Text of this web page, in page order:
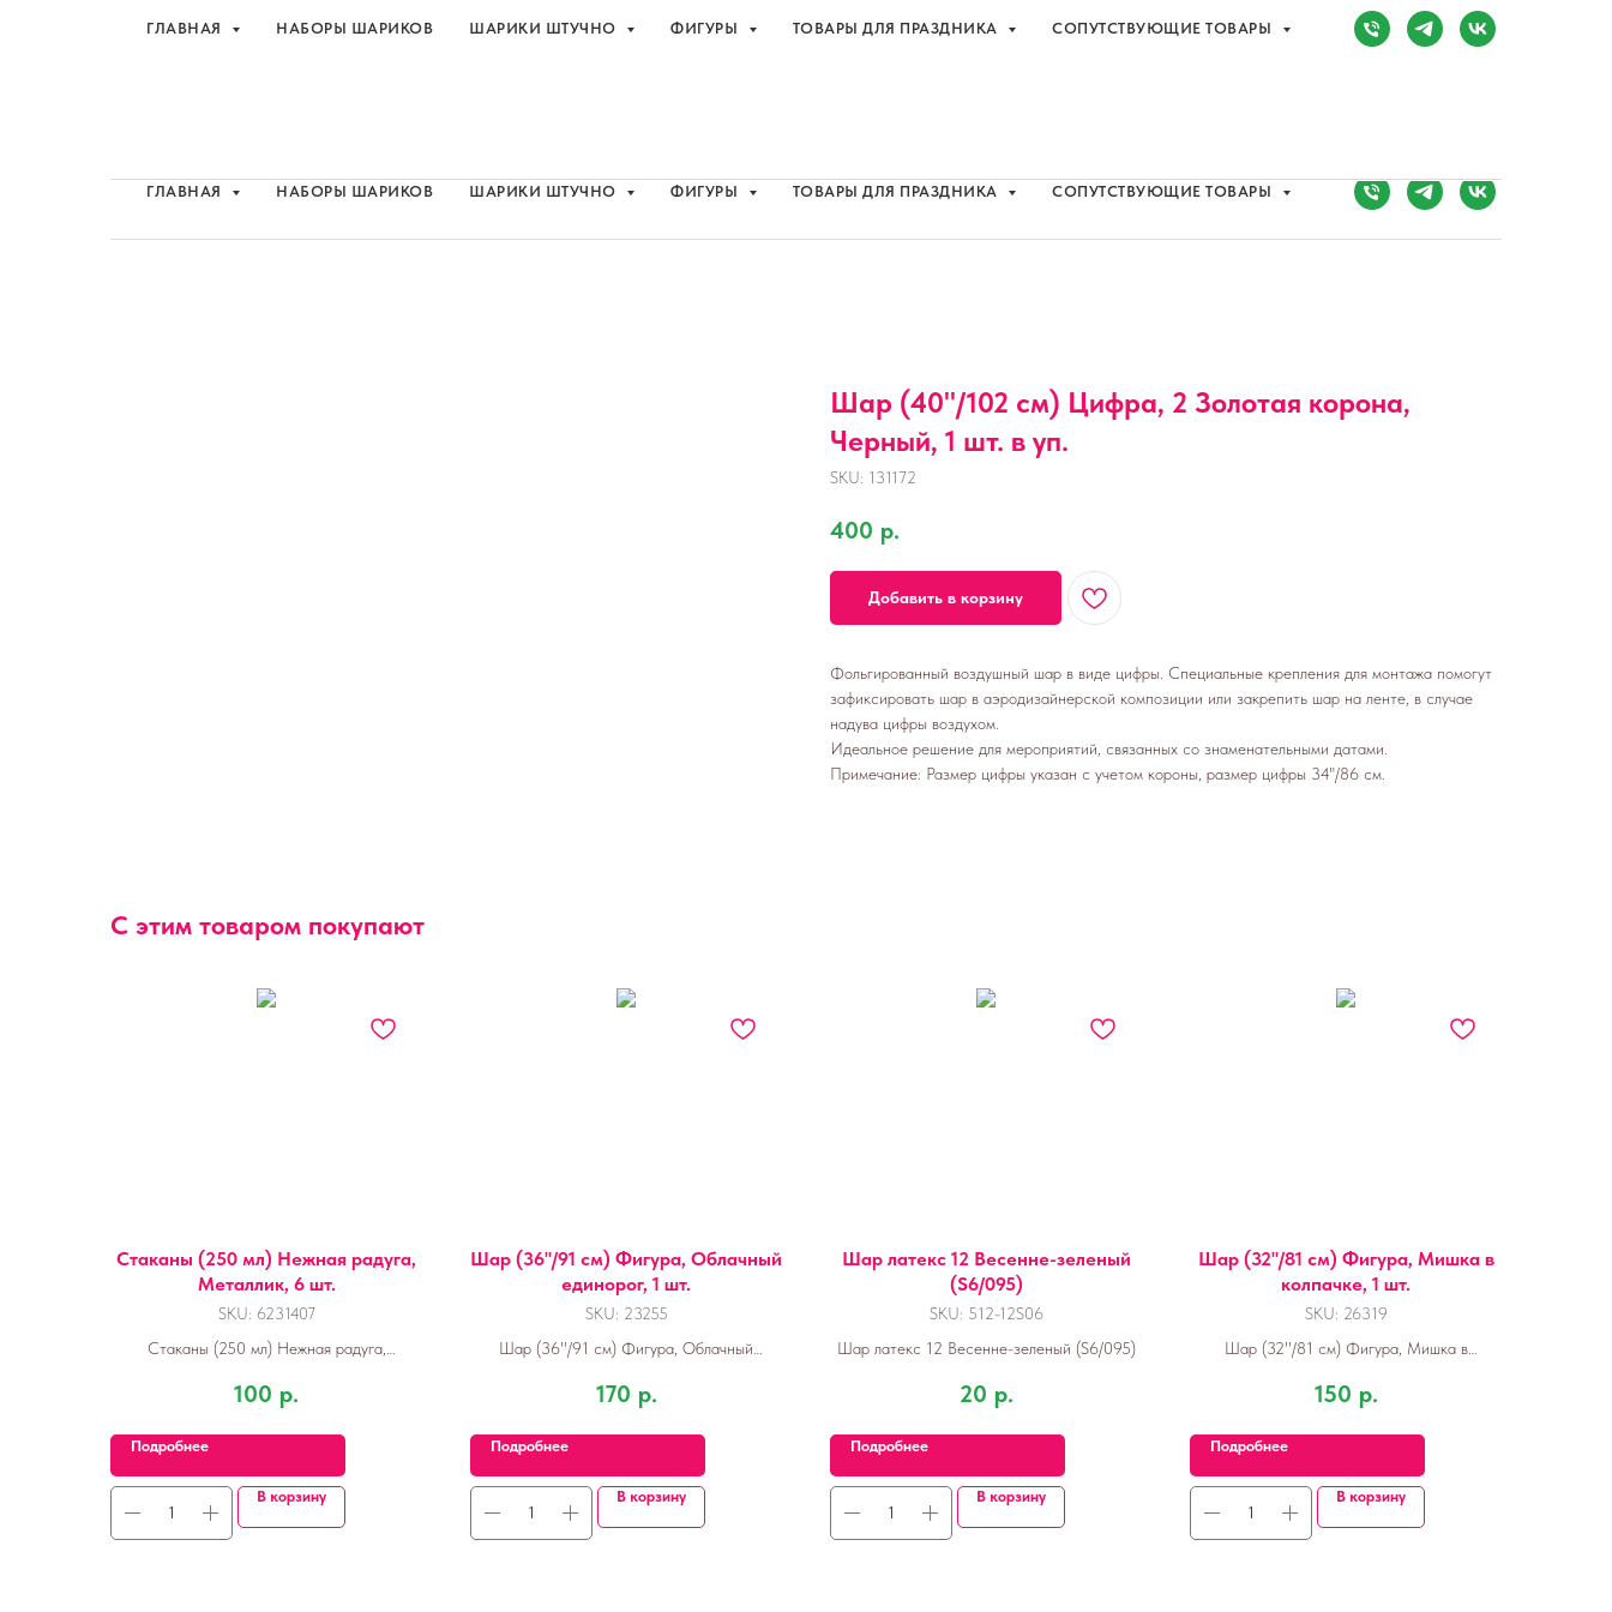
Сочи, Адлер,ул. Мира, д. 14
ГЛАВНАЯ НАБОРЫ ШАРИКОВ ШАРИКИ ШТУЧНО ФИГУРЫ ТОВАРЫ ДЛЯ ПРАЗДНИКА СОПУТСТВУЮЩИЕ ТОВАРЫ
ГЛАВНАЯ НАБОРЫ ШАРИКОВ ШАРИКИ ШТУЧНО ФИГУРЫ ТОВАРЫ ДЛЯ ПРАЗДНИКА СОПУТСТВУЮЩИЕ ТОВАРЫ
Шар (40''/102 см) Цифра, 2 Золотая корона,
Черный, 1 шт. в уп.
SKU: 131172
400 р.
Добавить в корзину
Фольгированный воздушный шар в виде цифры. Специальные крепления для монтажа помогут
зафиксировать шар в аэродизайнерской композиции или закрепить шар на ленте, в случае
надува цифры воздухом.
Идеальное решение для мероприятий, связанных со знаменательными датами.
Примечание: Размер цифры указан с учетом короны, размер цифры 34"/86 см.
С этим товаром покупают
Стаканы (250 мл) Нежная радуга,
Металлик, 6 шт.
SKU: 6231407
Стаканы (250 мл) Нежная радуга,
100 р.
Подробнее
В корзину
Шар (36''/91 см) Фигура, Облачный
единорог, 1 шт.
SKU: 23255
Шар (36''/91 см) Фигура, Облачный
170 р.
Подробнее
В корзину
Шар латекс 12 Весенне-зеленый
(S6/095)
SKU: 512-12S06
Шар латекс 12 Весенне-зеленый (S6/095)
20 р.
Подробнее
В корзину
Шар (32''/81 см) Фигура, Мишка в
колпачке, 1 шт.
SKU: 26319
Шар (32''/81 см) Фигура, Мишка в
150 р.
Подробнее
В корзину